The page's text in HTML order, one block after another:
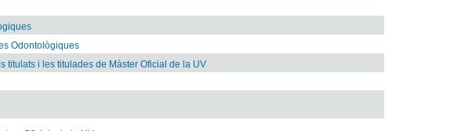
Odontològiques
titulats i les titulades de Màster Oficial de la UV